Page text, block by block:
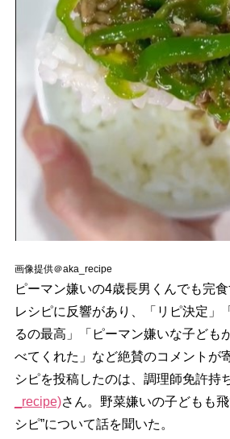
画像提供＠aka_recipe
ピーマン嫌いの4歳長男くんでも完
レシピに反響があり、「リピ決定」
るの最高」「ピーマン嫌いな子ども
べてくれた」など絶賛のコメントが
シピを投稿したのは、調理師免許持
_recipe)さん。野菜嫌いの子どもも
シピ”について話を聞いた。